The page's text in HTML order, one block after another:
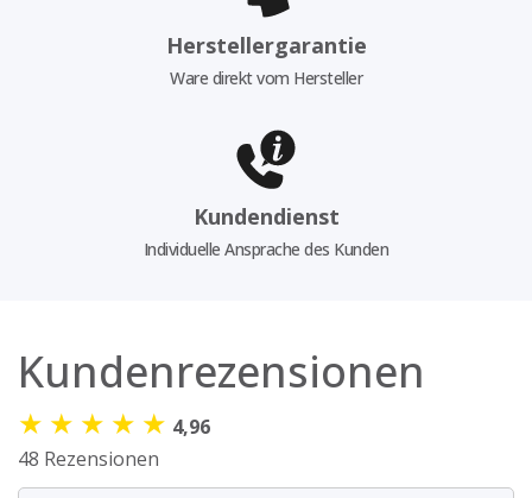
Herstellergarantie
Ware direkt vom Hersteller
Kundendienst
Individuelle Ansprache des Kunden
Kundenrezensionen
★ ★ ★ ★ ★ 4,96
48 Rezensionen